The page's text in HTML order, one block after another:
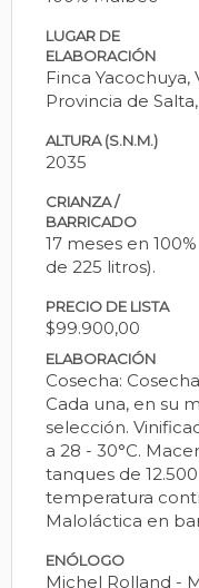
LUGAR DE
ELABORACIÓN
Finca Yacochuya,
Provincia de
ALTURA (S.N.M.)
2035
CRIANZA /
BARRICADO
17 meses en
de 225 litros).
PRECIO DE LISTA
$99.900,00
ELABORACIÓN
Cosecha:
Cada una, en su
selección.
a 28 - 30°C.
tanques de
temperatura
Maloláctica en
ENÓLOGO
Michel Rolland -